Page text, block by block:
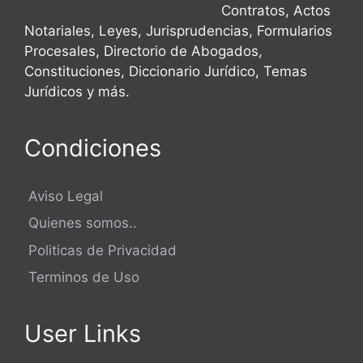
Validez de un Desistimiento
Verificación de Firmas
Contratos, Actos
Notariales, Leyes, Jurisprudencias, Formularios
Procesales, Directorio de Abogados,
Constituciones, Diccionario Jurídico, Temas
Jurídicos y más.
Condiciones
Aviso Legal
Quienes somos..
Politicas de Privacidad
Terminos de Uso
User Links